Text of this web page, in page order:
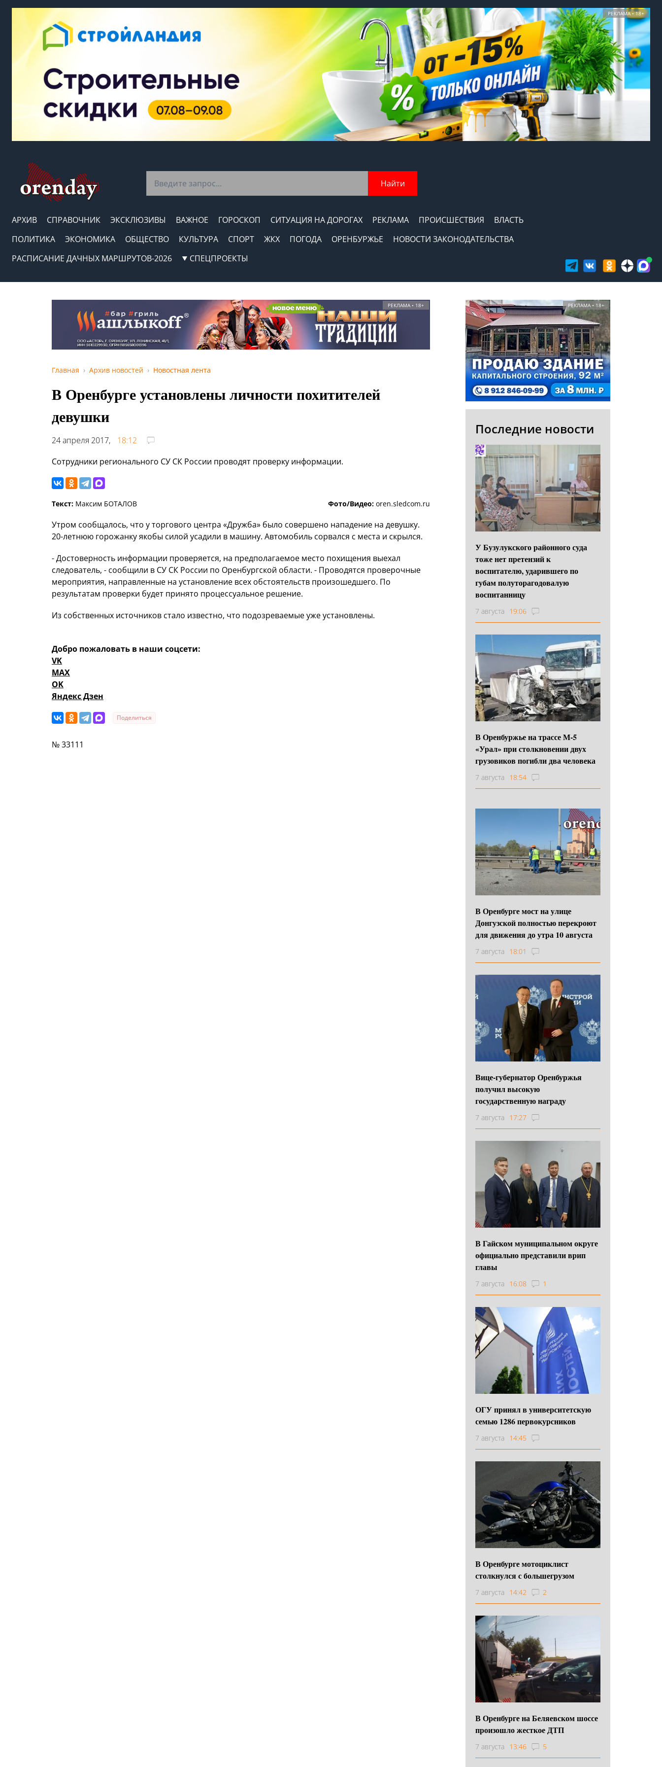
РЕКЛАМА • 18+
Найти
АРХИВ СПРАВОЧНИК ЭКСКЛЮЗИВЫ ВАЖНОЕ ГОРОСКОП СИТУАЦИЯ НА ДОРОГАХ РЕКЛАМА ПРОИСШЕСТВИЯ
ВЛАСТЬ
ПОЛИТИКА
ЭКОНОМИКА ОБЩЕСТВО КУЛЬТУРА СПОРТ ЖКХ ПОГОДА ОРЕНБУРЖЬЕ
НОВОСТИ ЗАКОНОДАТЕЛЬСТВА
РАСПИСАНИЕ ДАЧНЫХ МАРШРУТОВ-2026
СПЕЦПРОЕКТЫ
РЕКЛАМА • 18+
Главная Архив новостей Новостная лента
В Оренбурге установлены личности похитителей
девушки
24 апреля 2017,
18:12
Сотрудники регионального СУ СК России проводят проверку информации.
Текст: Максим БОТАЛОВ Фото/Видео: oren.sledcom.ru
Утром сообщалось, что у торгового центра «Дружба» было совершено нападение на девушку.
20-летнюю горожанку якобы силой усадили в машину. Автомобиль сорвался с места и скрылся.
- Достоверность информации проверяется, на предполагаемое место похищения выехал
следователь, - сообщили в СУ СК России по Оренбургской области. - Проводятся проверочные
мероприятия, направленные на установление всех обстоятельств произошедшего. По
результатам проверки будет принято процессуальное решение.
Из собственных источников стало известно, что подозреваемые уже установлены.
Добро пожаловать в наши соцсети:
VK
MAX
OK
Яндекс Дзен
Поделиться
№ 33111
РЕКЛАМА • 18+
Последние новости
У Бузулукского районного суда
тоже нет претензий к
воспитателю, ударившего по
губам полуторагодовалую
воспитанницу
7 августа 19:06
В Оренбуржье на трассе М-5
«Урал» при столкновении двух
грузовиков погибли два человека
7 августа 18:54
В Оренбурге мост на улице
Донгузской полностью перекроют
для движения до утра 10 августа
7 августа 18:01
Вице-губернатор Оренбуржья
получил высокую
государственную награду
7 августа 17:27
В Гайском муниципальном округе
официально представили врип
главы
7 августа 16:08 1
ОГУ принял в университетскую
семью 1286 первокурсников
7 августа 14:45
В Оренбурге мотоциклист
столкнулся с большегрузом
7 августа 14:42 2
В Оренбурге на Беляевском шоссе
произошло жесткое ДТП
7 августа 13:46 5